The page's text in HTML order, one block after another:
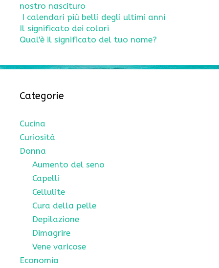
nostro nascituro
I calendari più belli degli ultimi anni
Il significato dei colori
Qual'è il significato del tuo nome?
Categorie
Cucina
Curiosità
Donna
Aumento del seno
Capelli
Cellulite
Cura della pelle
Depilazione
Dimagrire
Vene varicose
Economia